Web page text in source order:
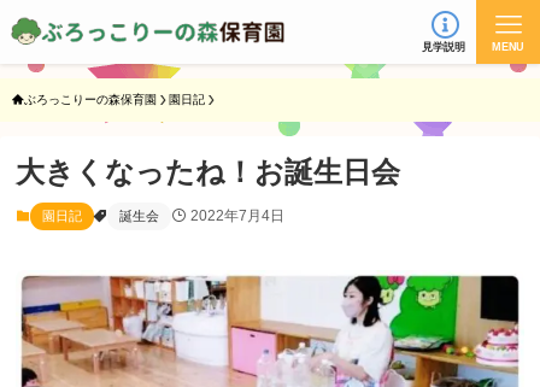
見学説明 MENU
ぶろっこりーの森保育園 園日記
大きくなったね！お誕生日会
園日記 誕生会 2022年7月4日